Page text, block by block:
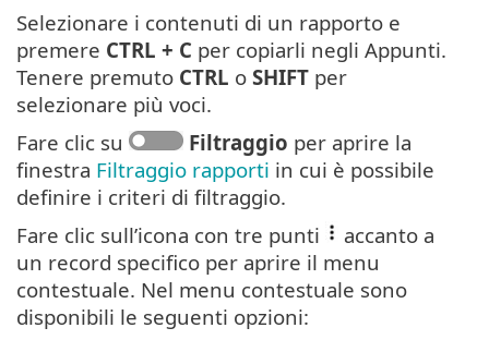
Selezionare i contenuti di un rapporto e
premere CTRL + C per copiarli negli Appunti.
Tenere premuto CTRL o SHIFT per
selezionare più voci.
Fare clic su
Filtraggio per aprire la
finestra Filtraggio rapporti in cui è possibile
definire i criteri di filtraggio.
Fare clic sull’icona con tre punti
accanto a
un record specifico per aprire il menu
contestuale. Nel menu contestuale sono
disponibili le seguenti opzioni: